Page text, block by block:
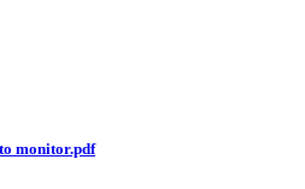
monitor.pdf